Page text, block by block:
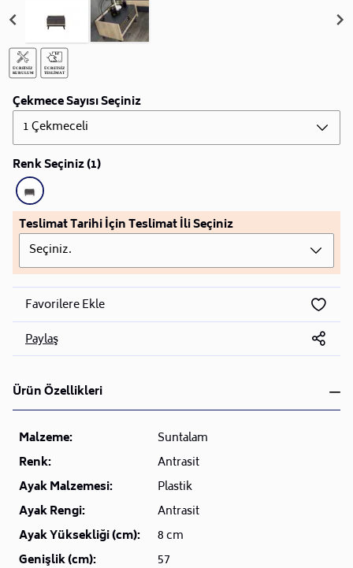
Çekmece Sayısı Seçiniz
1 Çekmeceli
Renk Seçiniz (1)
Teslimat Tarihi İçin Teslimat İli Seçiniz
Seçiniz.
Favorilere Ekle
Paylaş
Ürün Özellikleri
Malzeme:
Suntalam
Renk:
Antrasit
Ayak Malzemesi:
Plastik
Ayak Rengi:
Antrasit
Ayak Yüksekliği (cm):
8 cm
Genişlik (cm):
57